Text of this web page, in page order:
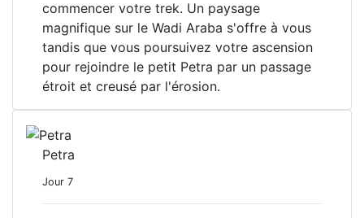
commencer votre trek. Un paysage
magnifique sur le Wadi Araba s'offre à vous
tandis que vous poursuivez votre ascension
pour rejoindre le petit Petra par un passage
étroit et creusé par l'érosion.
Petra
Jour 7